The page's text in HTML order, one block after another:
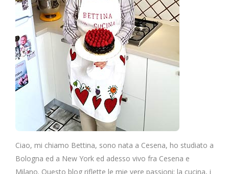
Ciao, mi chiamo Bettina, sono nata a Cesena, ho studiato a
Bologna ed a New York ed adesso vivo fra Cesena e
Milano. Questo blog riflette le mie vere passioni: la cucina, i